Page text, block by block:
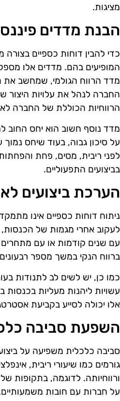
מציגות.
הבנת מדדים
כדי להבין דוחות כספיים
המופיעים בהם. מדדים אלו
מדד הרווח הגולמי, שמחשב את
החברה לנהל את עלויות היצור
הרווחיות הכוללת של החברה
מדד נוסף חשוב הוא יחס החוב
לפני ריבית, מסים, פחת
בביצועים התפעוליים.
הערכת ביצועים
ניתוח דוחות כספיים אינו
לעקוב אחרי מגמות של הכנסות,
עם שנים קודמות או עם
ברווח הנקי במשך מספר
כמו כן, יש לשים לב לתנודות
עשויות ליהנות מעליות בכנסות
אלו יכולה לסייע בקביעת
השפעת סביבה
סביבה כלכלית משפיעה על
גורמים כמו שיעורי ריבית,
ורווחיותה. לדוגמה, בתקופות
על חברות עם חובות